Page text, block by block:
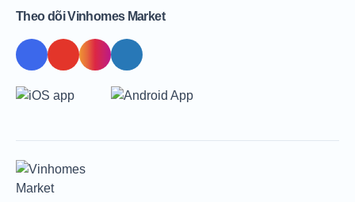
Theo dõi Vinhomes Market